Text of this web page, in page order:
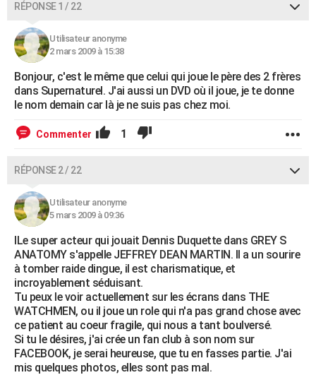
S'inscrire
Se connecter
Lycées
Collèges
Primaires
Universités
Entreprises
Service militaire
Avis de recherche
AVIS DE DÉCÈS
FORUM
Bricolage
Lifestyle
Culture
Sport
Auto
Television
Voyage
Cinema
RÉPONSE 1 / 22
Utilisateur anonyme
2 mars 2009 à 15:38
Bonjour, c'est le même que celui qui joue le père des 2 frères
dans Supernaturel. J'ai aussi un DVD où il joue, je te donne
le nom demain car là je ne suis pas chez moi.
Commenter 1
RÉPONSE 2 / 22
Utilisateur anonyme
5 mars 2009 à 09:36
lLe super acteur qui jouait Dennis Duquette dans GREY S
ANATOMY s'appelle JEFFREY DEAN MARTIN. Il a un sourire
à tomber raide dingue, il est charismatique, et
incroyablement séduisant.
Tu peux le voir actuellement sur les écrans dans THE
WATCHMEN, ou il joue un role qui n'a pas grand chose avec
ce patient au coeur fragile, qui nous a tant boulversé.
Si tu le désires, j'ai crée un fan club à son nom sur
FACEBOOK, je serai heureuse, que tu en fasses partie. J'ai
mis quelques photos, elles sont pas mal.